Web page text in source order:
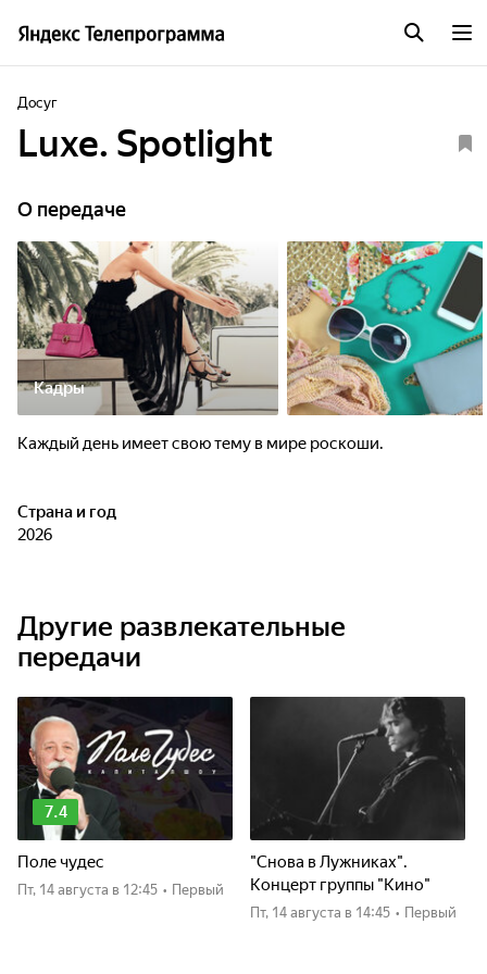
Досуг
Luxe. Spotlight
О передаче
Кадры
Каждый день имеет свою тему в мире роскоши.
Страна и год
2026
Другие развлекательные
передачи
7.4
Поле чудес
пт, 14 августа в 12:45 • Первый
"Снова в Лужниках".
Концерт группы "Кино"
пт, 14 августа в 14:45 • Первый